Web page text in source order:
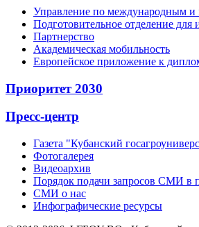
Управление по международным и
Подготовительное отделение для
Партнерство
Академическая мобильность
Европейское приложение к
Приоритет 2030
Пресс-центр
Газета "Кубанский
Фотогалерея
Видеоархив
Порядок подачи запросов СМИ в
СМИ о нас
Инфографические ресурсы